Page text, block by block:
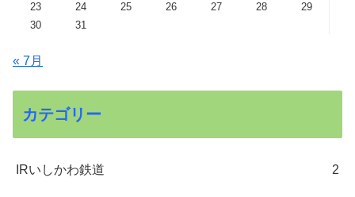
23
24 25 26 27 28
29
30
31
« 7月
カテゴリー
IRいしかわ鉄道 2